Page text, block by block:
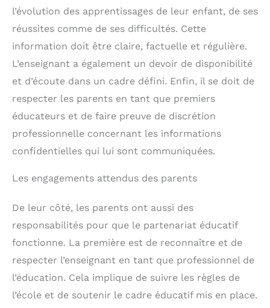
l’évolution des apprentissages de leur enfant, de ses
réussites comme de ses difficultés. Cette
information doit être claire, factuelle et régulière.
L’enseignant a également un devoir de disponibilité
et d’écoute dans un cadre défini. Enfin, il se doit de
respecter les parents en tant que premiers
éducateurs et de faire preuve de discrétion
professionnelle concernant les informations
confidentielles qui lui sont communiquées.
Les engagements attendus des parents
De leur côté, les parents ont aussi des
responsabilités pour que le partenariat éducatif
fonctionne. La première est de reconnaître et de
respecter l’enseignant en tant que professionnel de
l’éducation. Cela implique de suivre les règles de
l’école et de soutenir le cadre éducatif mis en place.